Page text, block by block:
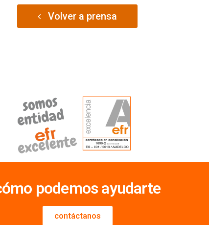
Volver a prensa
podemos ayudarte
contáctanos